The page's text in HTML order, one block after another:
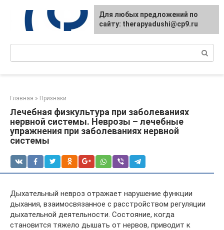
контенту
Главная » Признаки
Лечебная физкультура при заболеваниях
нервной системы. Неврозы – лечебные
упражнения при заболеваниях нервной
системы
Дыхательный невроз отражает нарушение функции
дыхания, взаимосвязанное с расстройством регуляции
дыхательной деятельности. Состояние, когда
становится тяжело дышать от нервов, приводит к
Для любых предложений по
сайту: therapyadushi@cp9.ru